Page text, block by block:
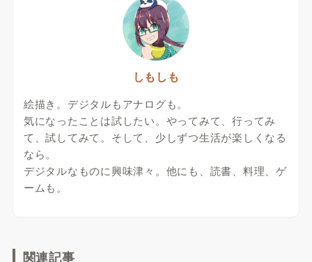
しもしも
絵描き。デジタルもアナログも。
気になったことは試したい。やってみて、行ってみ
て、試してみて。そして、少しずつ生活が楽しくなる
なら。
デジタルなものに興味津々。他にも、読書、料理、ゲ
ームも。
関連記事